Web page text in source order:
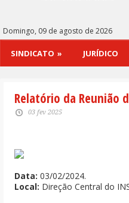
Domingo, 09 de agosto de 2026
SINDICATO » JURÍDICO
Relatório da Reunião
03 fev 2025
Data: 03/02/2024.
Local: Direção Central do